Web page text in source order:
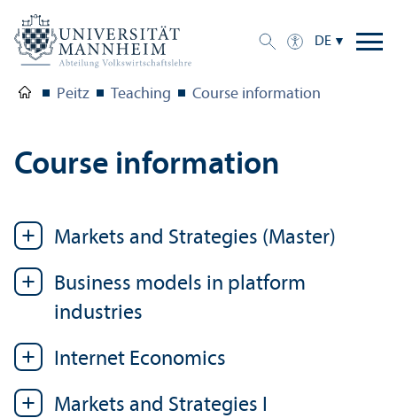
DE
Peitz Teaching Course information
Course information
Markets and Strategies (Master)
Business models in platform
industries
Internet Economics
Markets and Strategies I